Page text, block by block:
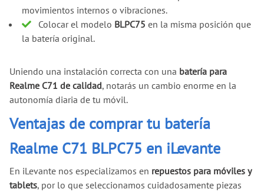
movimientos internos o vibraciones.
Colocar el modelo BLPC75 en la misma posición que
la batería original.
Uniendo una instalación correcta con una batería para
Realme C71 de calidad, notarás un cambio enorme en la
autonomía diaria de tu móvil.
Ventajas de comprar tu batería
Realme C71 BLPC75 en iLevante
En iLevante nos especializamos en repuestos para móviles y
tablets, por lo que seleccionamos cuidadosamente piezas